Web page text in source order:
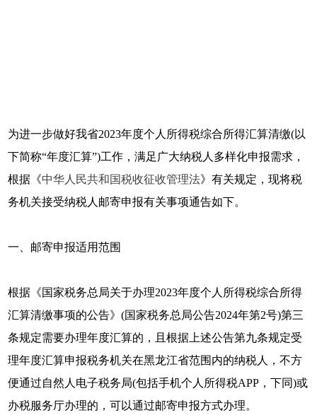
为进一步做好我省2023年度个人所得税综合所得汇算清缴(以
下简称“年度汇算”)工作，满足广大纳税人多样化申报需求，
根据《中华人民共和国税收征收管理法》有关规定，现将税
务机关接受纳税人邮寄申报有关事项通告如下。
一、邮寄申报适用范围
根据《国家税务总局关于办理2023年度个人所得税综合所得
汇算清缴事项的公告》(国家税务总局公告2024年第2号)第三
条规定需要办理年度汇算的，且根据上述公告第九条规定受
理年度汇算申报税务机关在黑龙江省范围内的纳税人，不方
便通过自然人电子税务局(包括手机个人所得税APP，下同)或
办税服务厅办理的，可以通过邮寄申报方式办理。